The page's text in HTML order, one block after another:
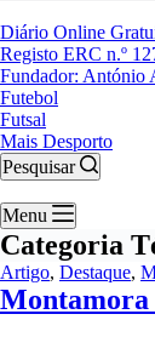
Diário Online
Registo ERC n.º
Fundador: António
Futebol
Futsal
Mais Desporto
Pesquisar
Menu
Categoria
Artigo, Destaque,
Montamora